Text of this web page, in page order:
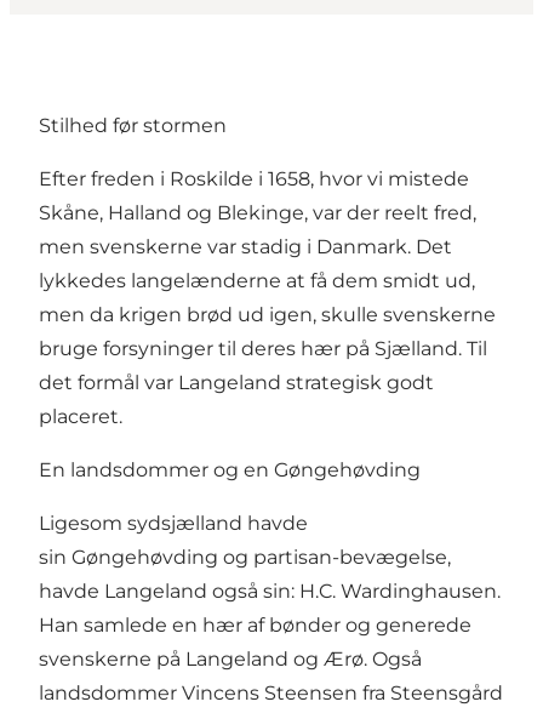
Stilhed før stormen
Efter freden i Roskilde i 1658, hvor vi mistede
Skåne, Halland og Blekinge, var der reelt fred,
men svenskerne var stadig i Danmark. Det
lykkedes langelænderne at få dem smidt ud,
men da krigen brød ud igen, skulle svenskerne
bruge forsyninger til deres hær på Sjælland. Til
det formål var Langeland strategisk godt
placeret.
En landsdommer og en Gøngehøvding
Ligesom sydsjælland havde
sin Gøngehøvding og partisan-bevægelse,
havde Langeland også sin: H.C. Wardinghausen.
Han samlede en hær af bønder og generede
svenskerne på Langeland og Ærø. Også
landsdommer Vincens Steensen fra Steensgård